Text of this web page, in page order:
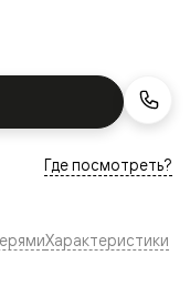
Где посмотреть?
Характеристики